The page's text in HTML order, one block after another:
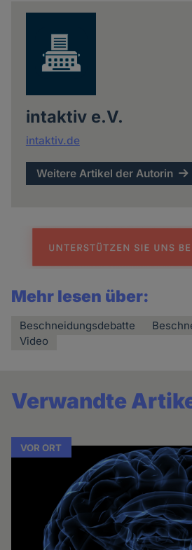
intaktiv e.V.
intaktiv.de
Weitere Artikel der Autorin
Mehr lesen über:
Beschneidungsdebatte
Video
Verwandte
VOR ORT